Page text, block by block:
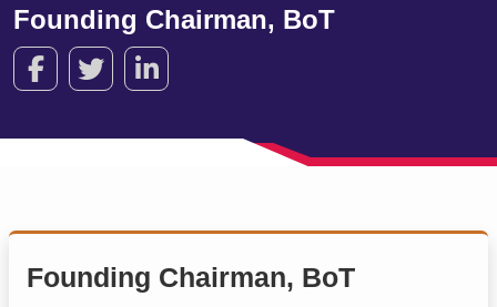
Founding Chairman, BoT
Founding Chairman, BoT